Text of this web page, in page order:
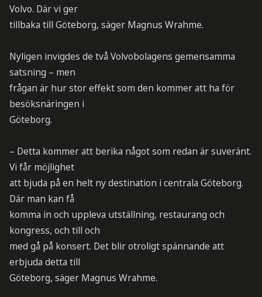
Volvo. Där vi ger
tillbaka till Göteborg, säger Magnus Wrahme.
Nyligen invigdes de två Volvobolagens gemensamma
satsning – men
frågan är hur stor effekt som den kommer att ha för
besöksnäringen i
Göteborg.
– Detta kommer att berika något som redan är suveränt.
Vi får möjlighet
att bjuda på en helt ny destination i centrala Göteborg.
Där man kan få
komma in och uppleva utställning, restaurang och
kongress, och till och
med gå på konsert. Det blir otroligt spännande att
erbjuda detta till
Göteborg, säger Magnus Wrahme.